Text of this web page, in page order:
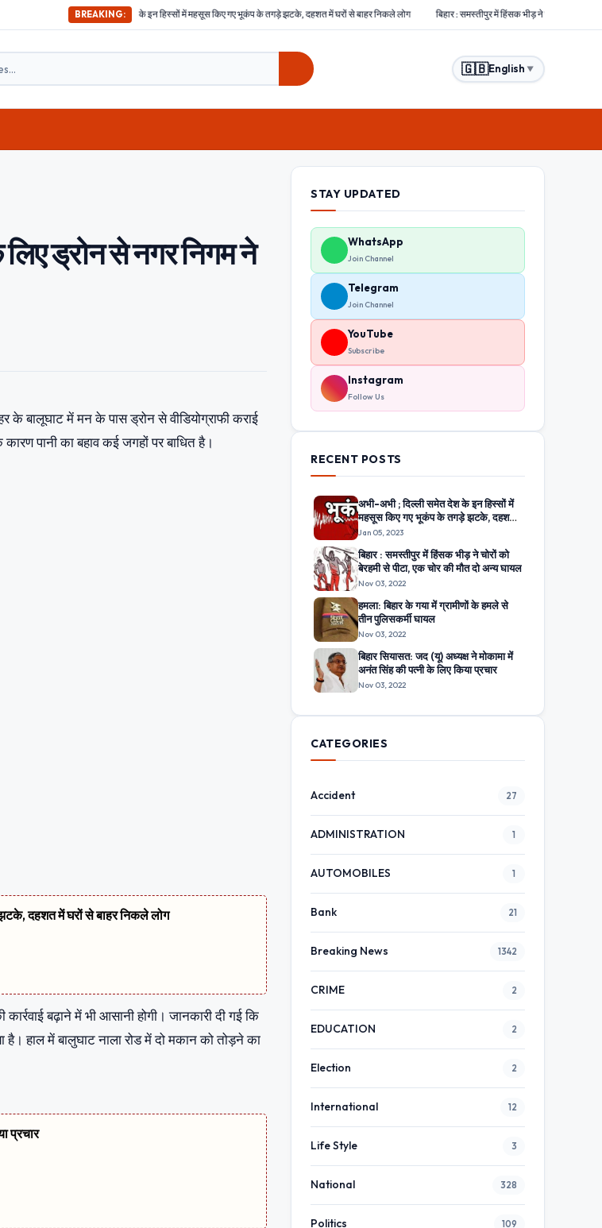
BREAKING:
समेत देश के इन हिस्सों में महसूस किए गए भूकंप के तगड़े झटके, दहशत में घरों से बाहर निकले लोग बिहार : समस्तीपुर में हिंसक भीड़ ने चोरों को बेरहमी से पीटा, एक चोर की मौत दो
🇬🇧English ▼
ड्रोन से नगर निगम ने
बालूघाट में मन के पास ड्रोन से वीडियोग्राफी कराई
पानी का बहाव कई जगहों पर बाधित है।
दहशत में घरों से बाहर निकले लोग
बढ़ाने में भी आसानी होगी। जानकारी दी गई कि
में बालुघाट नाला रोड में दो मकान को तोड़ने का
प्रचार
STAY UPDATED
WhatsApp
Join Channel
Telegram
Join Channel
YouTube
Subscribe
Instagram
Follow Us
RECENT POSTS
अभी-अभी ; दिल्ली समेत देश के इन हिस्सों में
महसूस किए गए भूकंप के तगड़े झटके, दहशत
में घरों से बाहर निकले लोग
Jan 05, 2023
बिहार : समस्तीपुर में हिंसक भीड़ ने चोरों को
बेरहमी से पीटा, एक चोर की मौत दो अन्य घायल
Nov 03, 2022
हमला: बिहार के गया में ग्रामीणों के हमले से
तीन पुलिसकर्मी घायल
Nov 03, 2022
बिहार सियासत: जद (यू) अध्यक्ष ने मोकामा में
अनंत सिंह की पत्नी के लिए किया प्रचार
Nov 03, 2022
CATEGORIES
Accident 27
ADMINISTRATION 1
AUTOMOBILES 1
Bank 21
Breaking News 1342
CRIME 2
EDUCATION 2
Election 2
International 12
Life Style 3
National 328
Politics 109